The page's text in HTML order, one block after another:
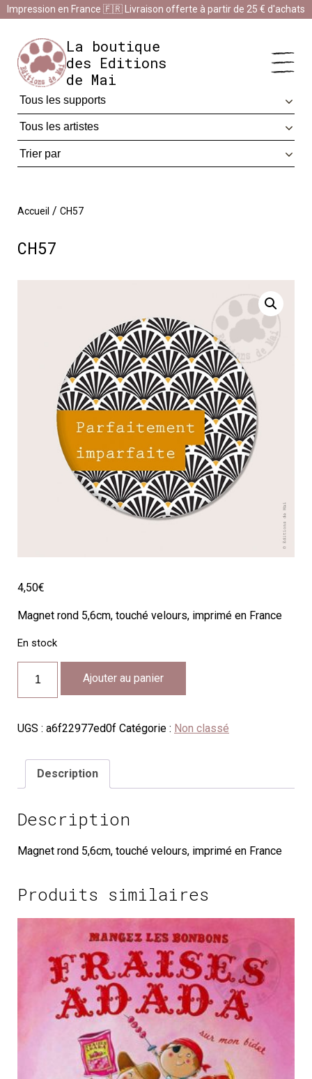
Impression en France 🇫🇷 Livraison offerte à partir de 25 € d'achats
La boutique
des Editions
de Mai
Accueil / CH57
CH57
4,50€
Magnet rond 5,6cm, touché velours, imprimé en France
En stock
Ajouter au panier
UGS : a6f22977ed0f Catégorie : Non classé
Description
Description
Magnet rond 5,6cm, touché velours, imprimé en France
Produits similaires
Impression en France 🇫🇷 Livraison offerte à partir de 25 €
Panneau de gestion des cookies